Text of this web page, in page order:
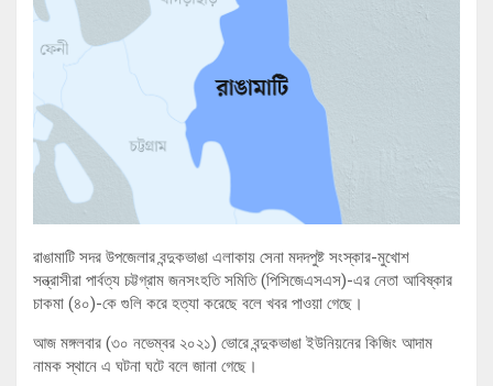
রাঙামাটি সদর উপজেলার বন্দুকভাঙা এলাকায় সেনা মদদপুষ্ট সংস্কার-মুখোশ
সন্ত্রাসীরা পার্বত্য চট্টগ্রাম জনসংহতি সমিতি (পিসিজেএসএস)-এর নেতা আবিষ্কার
চাকমা (৪০)-কে গুলি করে হত্যা করেছে বলে খবর পাওয়া গেছে।
আজ মঙ্গলবার (৩০ নভেম্বর ২০২১) ভোরে বন্দুকভাঙা ইউনিয়নের কিজিং আদাম
নামক স্থানে এ ঘটনা ঘটে বলে জানা গেছে।